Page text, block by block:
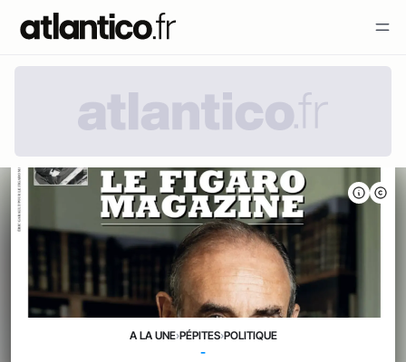
A LA UNE›PÉPITES›POLITIQUE
-